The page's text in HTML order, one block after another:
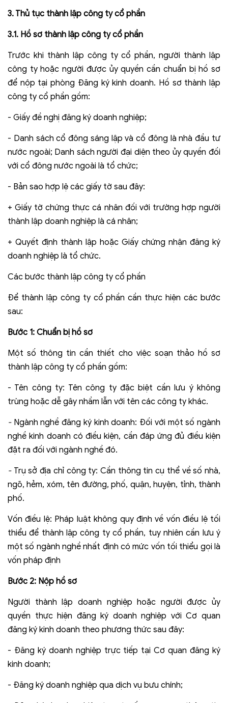
3. Thủ tục thành lập công ty cổ phần
3.1. Hồ sơ thành lập công ty cổ phần
Trước khi thành lập công ty cổ phần, người thành lập
công ty hoặc người được ủy quyền cần chuẩn bị hồ sơ
để nộp tại phòng Đăng ký kinh doanh. Hồ sơ thành lập
công ty cổ phần gồm:
- Giấy đề nghị đăng ký doanh nghiệp;
- Danh sách cổ đông sáng lập và cổ đông là nhà đầu tư
nước ngoài; Danh sách người đại diện theo ủy quyền đối
với cổ đông nước ngoài là tổ chức;
- Bản sao hợp lệ các giấy tờ sau đây:
+ Giấy tờ chứng thực cá nhân đối với trường hợp người
thành lập doanh nghiệp là cá nhân;
+ Quyết định thành lập hoặc Giấy chứng nhận đăng ký
doanh nghiệp là tổ chức.
Các bước thành lập công ty cổ phần
Để thành lập công ty cổ phần cần thực hiện các bước
sau:
Bước 1: Chuẩn bị hồ sơ
Một số thông tin cần thiết cho việc soạn thảo hồ sơ
thành lập công ty cổ phần gồm:
- Tên công ty: Tên công ty đặc biệt cần lưu ý không
trùng hoặc dễ gây nhầm lẫn với tên các công ty khác.
-Ngành nghề đăng ký kinh doanh: Đối với một số ngành
nghề kinh doanh có điều kiện, cần đáp ứng đủ điều kiện
đặt ra đối với ngành nghề đó.
- Trụ sở địa chỉ công ty: Cần thông tin cụ thể về số nhà,
ngõ, hẻm, xóm, tên đường, phố, quận, huyện, tỉnh, thành
phố.
Vốn điều lệ: Pháp luật không quy định về vốn điều lệ tối
thiểu để thành lập công ty cổ phần, tuy nhiên cần lưu ý
một số ngành nghề nhất định có mức vốn tối thiểu gọi là
vốn pháp định
Bước 2: Nộp hồ sơ
Người thành lập doanh nghiệp hoặc người được ủy
quyền thực hiện đăng ký doanh nghiệp với Cơ quan
đăng ký kinh doanh theo phương thức sau đây:
- Đăng ký doanh nghiệp trực tiếp tại Cơ quan đăng ký
kinh doanh;
- Đăng ký doanh nghiệp qua dịch vụ bưu chính;